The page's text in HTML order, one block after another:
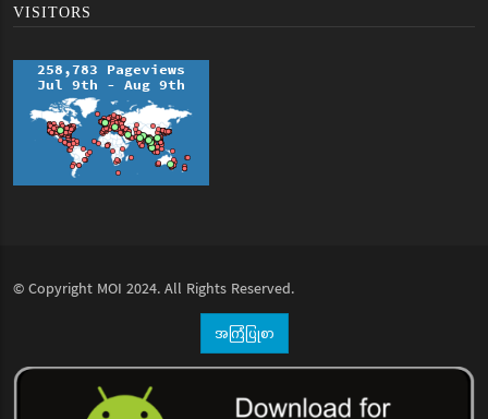
VISITORS
© Copyright MOI 2024. All Rights Reserved.
အကြံပြုစာ